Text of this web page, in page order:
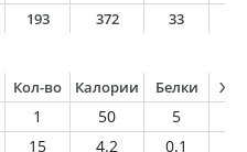
193 372 33
Кол-во Калории Белки
1 50 5
15 4.2 0.1